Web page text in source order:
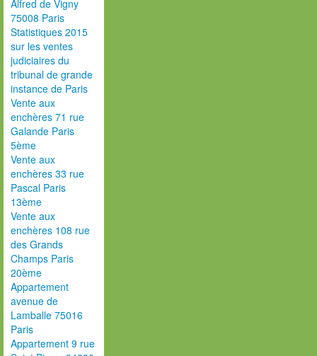
Alfred de Vigny
75008 Paris
Statistiques 2015
sur les ventes
judiciaires du
tribunal de grande
instance de Paris
Vente aux
enchères 71 rue
Galande Paris
5ème
Vente aux
enchères 33 rue
Pascal Paris
13ème
Vente aux
enchères 108 rue
des Grands
Champs Paris
20ème
Appartement
avenue de
Lamballe 75016
Paris
Appartement 9 rue